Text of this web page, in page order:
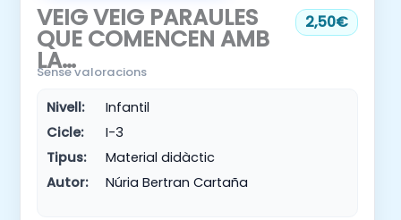
VEIG VEIG PARAULES
QUE COMENCEN AMB
LA…
2,50€
Sense valoracions
Nivell:
Infantil
Cicle:
I-3
Tipus:
Material didàctic
Autor:
Núria Bertran Cartaña